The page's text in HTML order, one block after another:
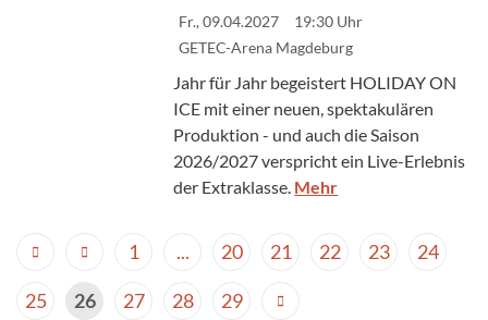
Fr., 09.04.2027
19:30 Uhr
GETEC-Arena Magdeburg
Jahr für Jahr begeistert HOLIDAY ON
ICE mit einer neuen, spektakulären
Produktion - und auch die Saison
2026/2027 verspricht ein Live-Erlebnis
der Extraklasse. Mehr
1 ... 20 21 22 23 24
25 26 27 28 29